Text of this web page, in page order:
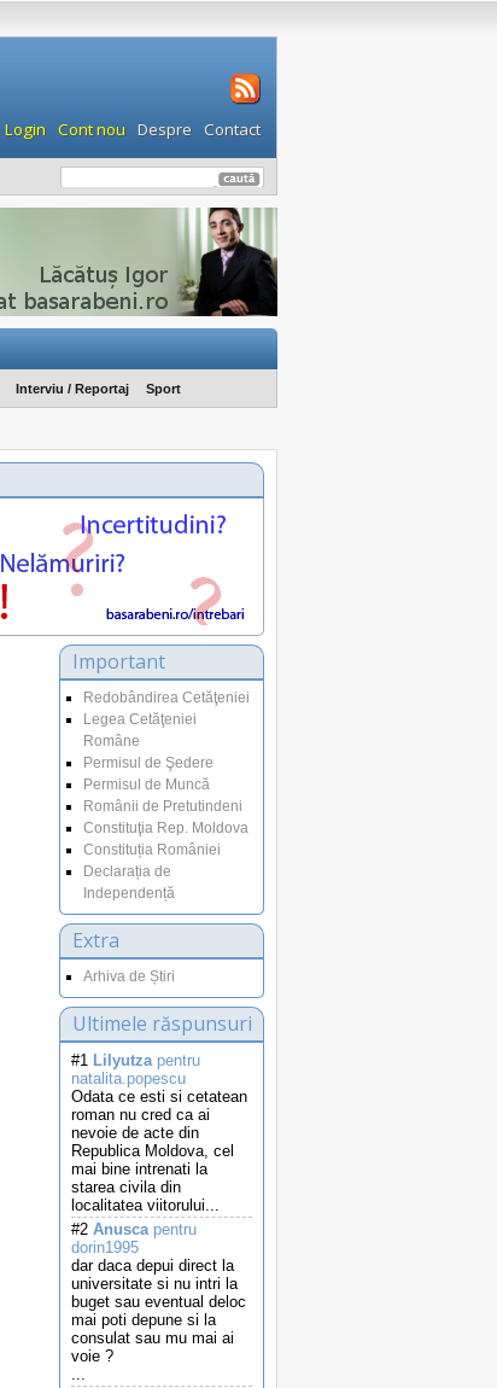
Login Cont nou Despre Contact
Interviu / Reportaj Sport
Important
Redobândirea Cetăţeniei
Legea Cetăţeniei
Române
Permisul de Şedere
Permisul de Muncă
Românii de Pretutindeni
Constituţia Rep. Moldova
Constituția României
Declarația de
Independență
Extra
Arhiva de Știri
Ultimele răspunsuri
#1 Lilyutzapentru
natalita.popescu
Odata ce esti si cetatean
roman nu cred ca ai
nevoie de acte din
Republica Moldova, cel
mai bine intrenati la
starea civila din
localitatea viitorului...
#2 Anuscapentru
dorin1995
dar daca depui direct la
universitate si nu intri la
buget sau eventual deloc
mai poti depune si la
consulat sau mu mai ai
voie ?
...